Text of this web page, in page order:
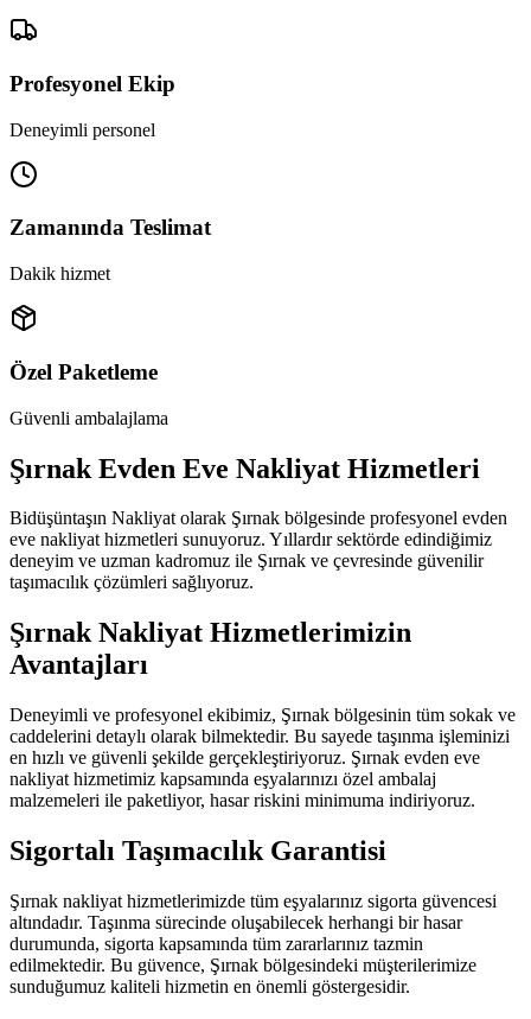
Profesyonel Ekip
Deneyimli personel
Zamanında Teslimat
Dakik hizmet
Özel Paketleme
Güvenli ambalajlama
Şırnak Evden Eve Nakliyat Hizmetleri
Bidüşüntaşın Nakliyat olarak Şırnak bölgesinde profesyonel evden
eve nakliyat hizmetleri sunuyoruz. Yıllardır sektörde edindiğimiz
deneyim ve uzman kadromuz ile Şırnak ve çevresinde güvenilir
taşımacılık çözümleri sağlıyoruz.
Şırnak Nakliyat Hizmetlerimizin
Avantajları
Deneyimli ve profesyonel ekibimiz, Şırnak bölgesinin tüm sokak ve
caddelerini detaylı olarak bilmektedir. Bu sayede taşınma işleminizi
en hızlı ve güvenli şekilde gerçekleştiriyoruz. Şırnak evden eve
nakliyat hizmetimiz kapsamında eşyalarınızı özel ambalaj
malzemeleri ile paketliyor, hasar riskini minimuma indiriyoruz.
Sigortalı Taşımacılık Garantisi
Şırnak nakliyat hizmetlerimizde tüm eşyalarınız sigorta güvencesi
altındadır. Taşınma sürecinde oluşabilecek herhangi bir hasar
durumunda, sigorta kapsamında tüm zararlarınız tazmin
edilmektedir. Bu güvence, Şırnak bölgesindeki müşterilerimize
sunduğumuz kaliteli hizmetin en önemli göstergesidir.